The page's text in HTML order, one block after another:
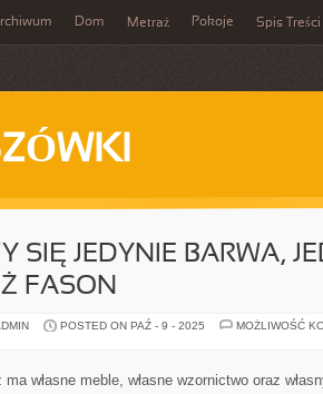
Dom Metraż Pokoje Spis Treści
SIĘ JEDYNIE BARWA,
FASON
POSTED ON PAŹ - 9 - 2025
MOŻLIWOŚĆ
ma własne meble, własne wzornictwo oraz